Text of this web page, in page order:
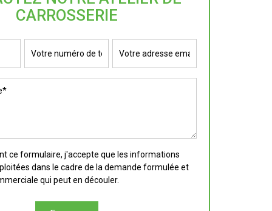
CARROSSERIE
ce formulaire, j'accepte que les informations
dans le cadre de la demande formulée et
qui peut en découler.